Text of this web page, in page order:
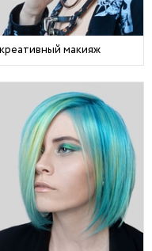
креативный макияж